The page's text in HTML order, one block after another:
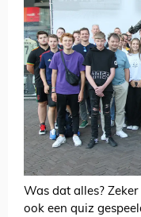
Was dat alles?
ook een quiz